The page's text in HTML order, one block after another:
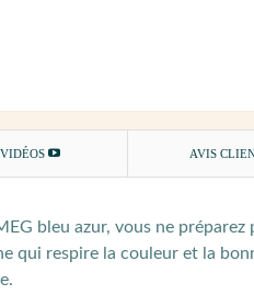
VIDÉOS AVIS
bleu azur, vous ne préparez
qui respire la couleur et la